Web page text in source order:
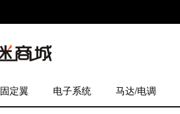
固定翼 电子系统 马达/电调